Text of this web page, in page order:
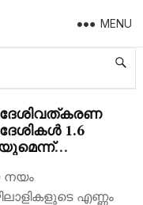
MENU
1.6
എണ്ണം